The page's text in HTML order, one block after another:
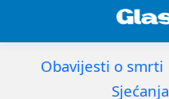
Obavijesti o smrti
Sjećanja